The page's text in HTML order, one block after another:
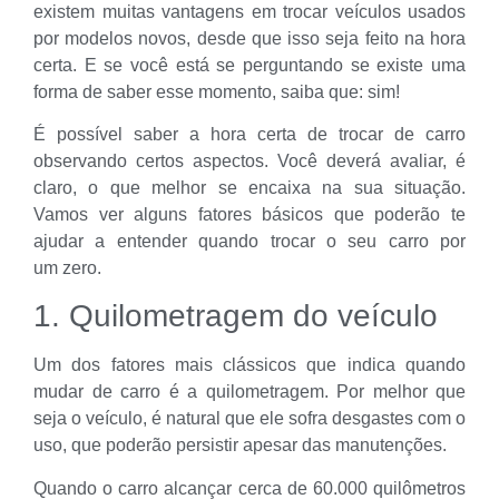
existem muitas vantagens em trocar veículos usados
por modelos novos, desde que isso seja feito na hora
certa. E se você está se perguntando se existe uma
forma de saber esse momento, saiba que: sim!
É possível saber a hora certa de trocar de carro
observando certos aspectos. Você deverá avaliar, é
claro, o que melhor se encaixa na sua situação.
Vamos ver alguns fatores básicos que poderão te
ajudar a entender quando trocar o seu carro por
um zero.
1. Quilometragem do veículo
Um dos fatores mais clássicos que indica quando
mudar de carro é a quilometragem. Por melhor que
seja o veículo, é natural que ele sofra desgastes com o
uso, que poderão persistir apesar das manutenções.
Quando o carro alcançar cerca de 60.000 quilômetros